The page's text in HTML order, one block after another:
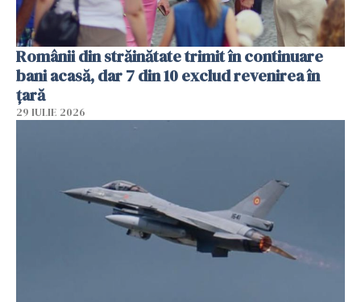
Românii din străinătate trimit în continuare
bani acasă, dar 7 din 10 exclud revenirea în
țară
29 IULIE 2026